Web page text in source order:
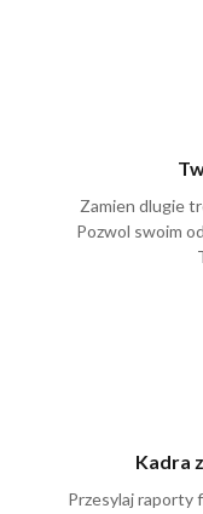
Zamien dlugie
Pozwol swoim
Kadra
Przesylaj
Wyciagaj